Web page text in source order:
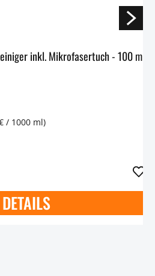
S100 Visier- und Helmreiniger inkl. Mikrofasertuch - 100 ml
/ 1000 ml)
DETAILS